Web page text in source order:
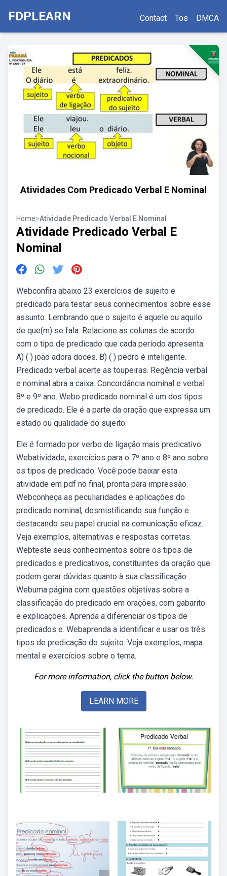
FDPLEARN Contact Tos DMCA
Atividades Com Predicado Verbal E Nominal
Home>Atividade Predicado Verbal E Nominal
Atividade Predicado Verbal E
Nominal
Webconfira abaixo 23 exercícios de sujeito e
predicado para testar seus conhecimentos sobre esse
assunto. Lembrando que o sujeito é aquele ou aquilo
de que(m) se fala. Relacione as colunas de acordo
com o tipo de predicado que cada período apresenta:
A) ( ) joão adora doces. B) ( ) pedro é inteligente.
Predicado verbal acerte as toupeiras. Regência verbal
e nominal abra a caixa. Concordância nominal e verbal
8º e 9º ano. Webo predicado nominal é um dos tipos
de predicado. Ele é a parte da oração que expressa um
estado ou qualidade do sujeito.
Ele é formado por verbo de ligação mais predicativo.
Webatividade, exercícios para o 7º ano e 8º ano sobre
os tipos de predicado. Você pode baixar esta
atividade em pdf no final, pronta para impressão.
Webconheça as peculiaridades e aplicações do
predicado nominal, desmistificando sua função e
destacando seu papel crucial na comunicação eficaz.
Veja exemplos, alternativas e respostas corretas.
Webteste seus conhecimentos sobre os tipos de
predicados e predicativos, constituintes da oração que
podem gerar dúvidas quanto à sua classificação.
Webuma página com questões objetivas sobre a
classificação do predicado em orações, com gabarito
e explicações. Aprenda a diferenciar os tipos de
predicados e. Webaprenda a identificar e usar os três
tipos de predicação do sujeito: Veja exemplos, mapa
mental e exercícios sobre o tema.
For more information, click the button below.
LEARN MORE